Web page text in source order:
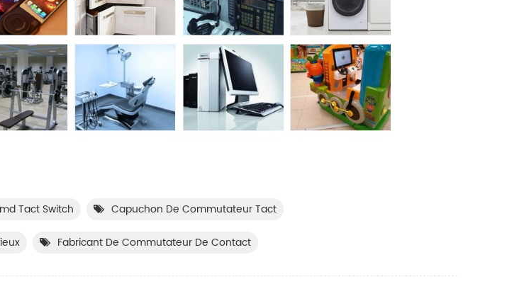
Tact Switch Capuchon De Commutateur Tact
Fabricant De Commutateur De Contact